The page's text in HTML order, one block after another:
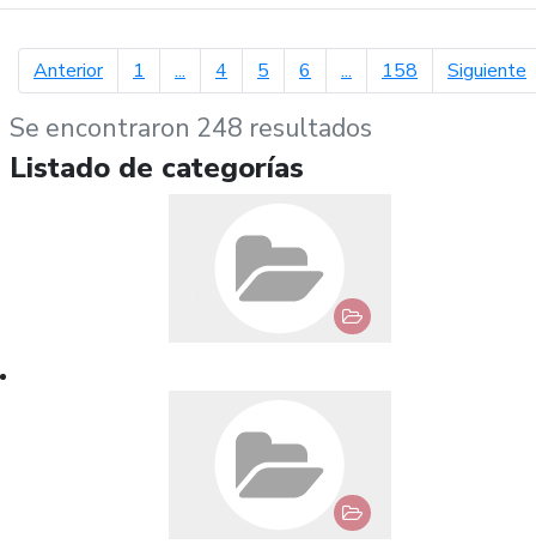
Anteriorpágina anterior
1 ... 4 5 6 ... 158 Siguiente
Se encontraron 248 resultados
Listado de categorías